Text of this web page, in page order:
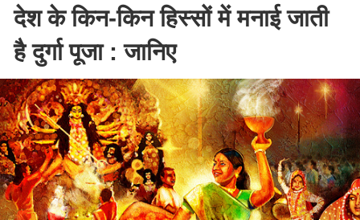
देश के किन-किन हिस्सों में मनाई जाती
है दुर्गा पूजा : जानिए